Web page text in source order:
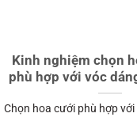
Kinh nghiệm chọn
phù hợp với vóc
Chọn hoa cưới phù hợp